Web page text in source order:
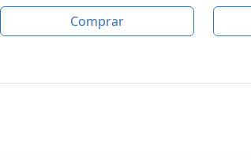
Comprar